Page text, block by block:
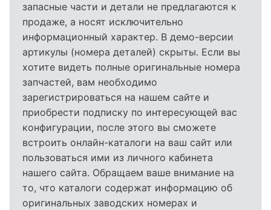
запасные части и детали не предлагаются к
продаже, а носят исключительно
информационный характер. В демо-версии
артикулы (номера деталей) скрыты. Если вы
хотите видеть полные оригинальные номера
запчастей, вам необходимо
зарегистрироваться на нашем сайте и
приобрести подписку по интересующей вас
конфигурации, после этого вы сможете
встроить онлайн-каталоги на ваш сайт или
пользоваться ими из личного кабинета
нашего сайта. Обращаем ваше внимание на
то, что каталоги содержат информацию об
оригинальных заводских номерах и